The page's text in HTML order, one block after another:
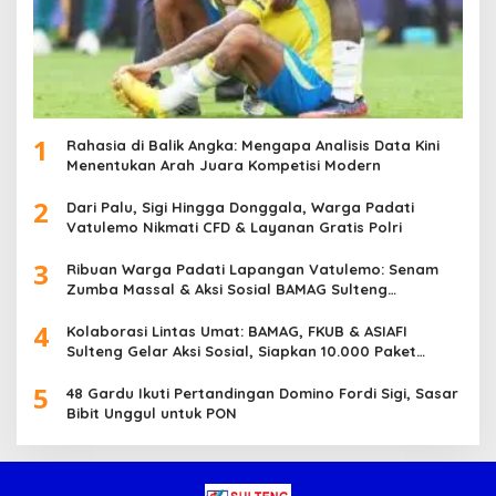
1
Rahasia di Balik Angka: Mengapa Analisis Data Kini
Menentukan Arah Juara Kompetisi Modern
2
Dari Palu, Sigi Hingga Donggala, Warga Padati
Vatulemo Nikmati CFD & Layanan Gratis Polri
3
Ribuan Warga Padati Lapangan Vatulemo: Senam
Zumba Massal & Aksi Sosial BAMAG Sulteng
4
Kolaborasi Lintas Umat: BAMAG, FKUB & ASIAFI
Sulteng Gelar Aksi Sosial, Siapkan 10.000 Paket
5
48 Gardu Ikuti Pertandingan Domino Fordi Sigi, Sasar
Bibit Unggul untuk PON